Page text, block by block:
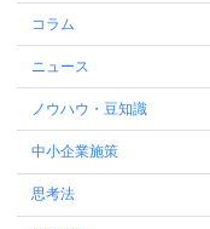
コラム
ニュース
ノウハウ・豆知識
中小企業施策
思考法